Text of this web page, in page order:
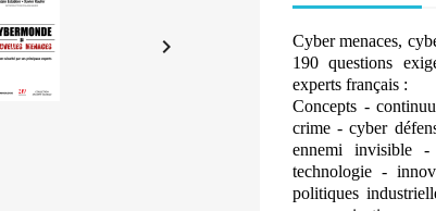

Cyber menaces,
190 questions
experts français :
Concepts -
crime - cyber
ennemi invisible -
technologie -
politiques